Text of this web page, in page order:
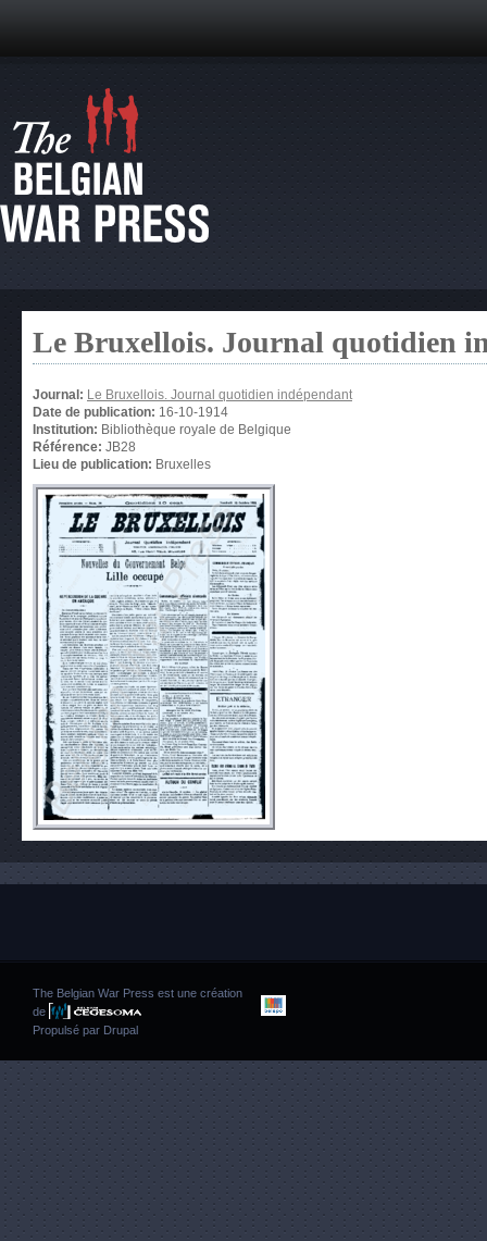
Le Bruxellois. Journal quotidien
Journal: Le Bruxellois. Journal quotidien indépendant
Date de publication: 16-10-1914
Institution: Bibliothèque royale de Belgique
Référence: JB28
Lieu de publication: Bruxelles
The Belgian War Press est une création
de
Propulsé par Drupal